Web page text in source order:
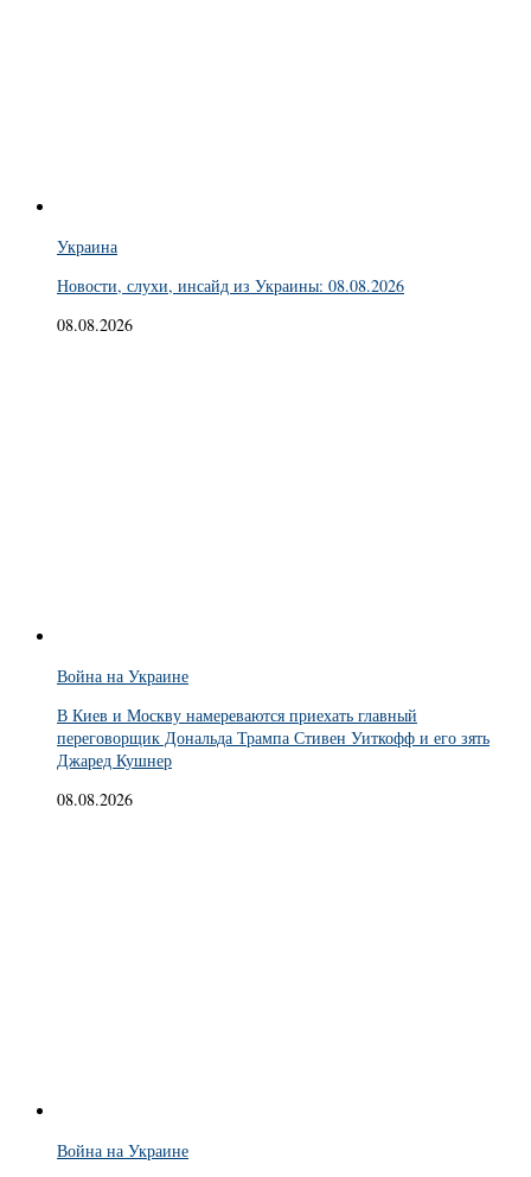
Украина
Новости, слухи, инсайд из Украины: 08.08.2026
08.08.2026
Война на Украине
В Киев и Москву намереваются приехать главный
переговорщик Дональда Трампа Стивен Уиткофф и его зять
Джаред Кушнер
08.08.2026
Война на Украине